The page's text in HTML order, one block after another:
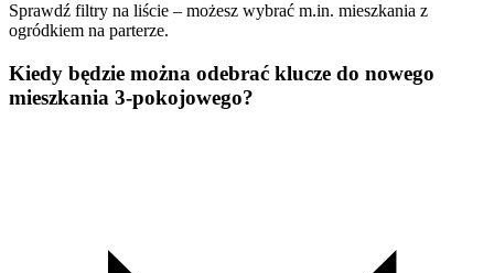
Sprawdź filtry na liście – możesz wybrać m.in. mieszkania z
ogródkiem na parterze.
Kiedy będzie można odebrać klucze do nowego
mieszkania 3-pokojowego?